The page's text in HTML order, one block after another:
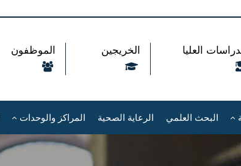
العليا الخريجين الموظفون
البحث العلمي الرعاية الصحية المراكز والوحدات